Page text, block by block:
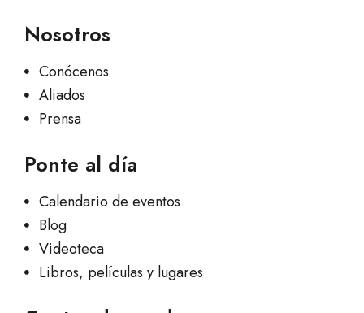
Nosotros
Conócenos
Aliados
Prensa
Ponte al día
Calendario de eventos
Blog
Videoteca
Libros, películas y lugares